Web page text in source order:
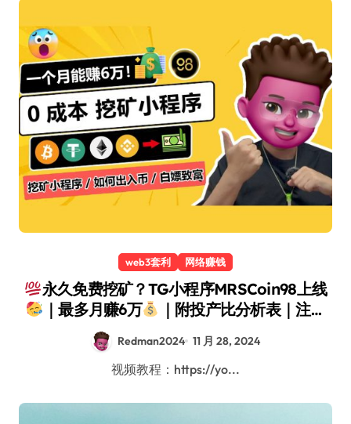
web3套利 网络赚钱
永久免费挖矿？TG小程序MRSCoin98上线
｜最多月赚6万
｜附投产比分析表｜注册
及提币教程！（项目关闭已跑路）
Redman2024 11 月 28, 2024
视频教程：https://yo...